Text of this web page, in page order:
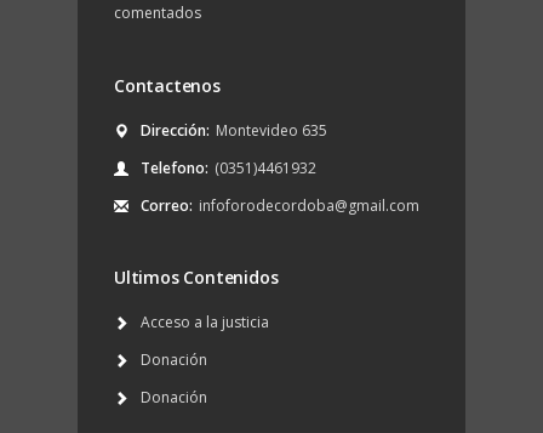
comentados
Contactenos
Dirección: Montevideo 635
Telefono: (0351)4461932
Correo: infoforodecordoba@gmail.com
Ultimos Contenidos
Acceso a la justicia
Donación
Donación